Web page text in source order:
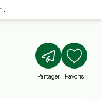
Partager Favoris